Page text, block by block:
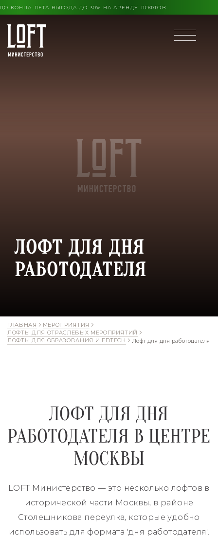
ЛЕТА ВЫГОДА ДО 30% НА АРЕНДУ ЛОФТОВ
ЛОФТ ДЛЯ ДНЯ
РАБОТОДАТЕЛЯ
ГЛАВНАЯ
МЕРОПРИЯТИЯ
ЛОФТЫ ДЛЯ ОТРАСЛЕВЫХ МЕРОПРИЯТИЙ
ЛОФТЫ ДЛЯ ОБРАЗОВАНИЯ И EDTECH
Лофт для дня работодателя
ЛОФТ ДЛЯ ДНЯ
РАБОТОДАТЕЛЯ В ЦЕНТРЕ
МОСКВЫ
LOFT Министерство — это несколько лофтов в
исторической части Москвы, в районе
Столешникова переулка, которые удобно
использовать для формата 'дня работодателя'.